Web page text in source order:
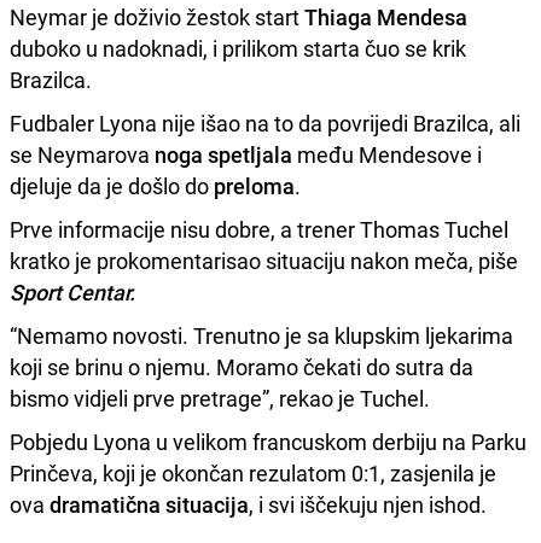
Neymar je doživio žestok startThiaga Mendesa
duboko u nadoknadi, i prilikom starta čuo se krik
Brazilca.
Fudbaler Lyona nije išao na to da povrijedi Brazilca, ali
se Neymarova noga spetljala među Mendesove i
djeluje da je došlo do preloma.
Prve informacije nisu dobre, a trener Thomas Tuchel
kratko je prokomentarisao situaciju nakon meča, piše
Sport Centar.
“Nemamo novosti. Trenutno je sa klupskim ljekarima
koji se brinu o njemu. Moramo čekati do sutra da
bismo vidjeli prve pretrage”, rekao je Tuchel.
Pobjedu Lyona u velikom francuskom derbiju na Parku
Prinčeva, koji je okončan rezulatom 0:1, zasjenila je
ova dramatična situacija, i svi iščekuju njen ishod.